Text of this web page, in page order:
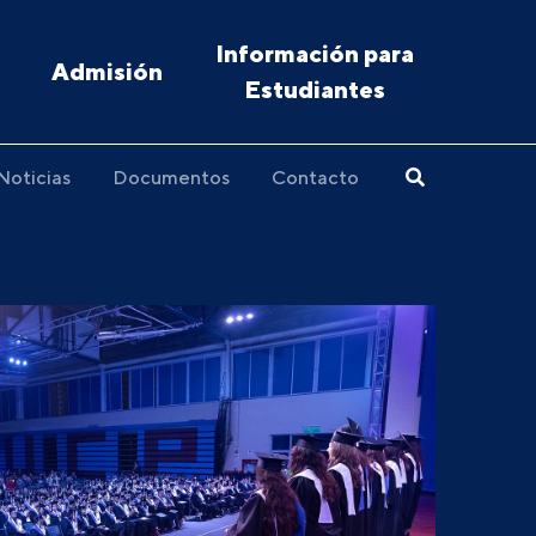
Admisión
Información para
Estudiantes
Documentos Contacto